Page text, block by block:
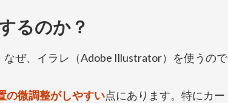
るのか？
ぜ、イラレ（Adobe Illustrator）を使うので
の微調整がしやすい点にあります。特にカー